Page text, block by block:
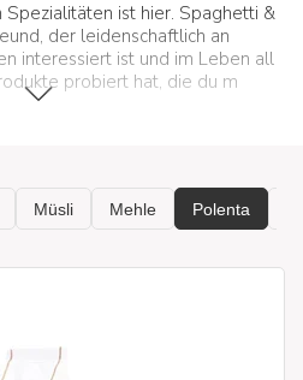
ist hier. Spaghetti &
der leidenschaftlich an
interessiert ist und im Leben all
probiert hat, die du m